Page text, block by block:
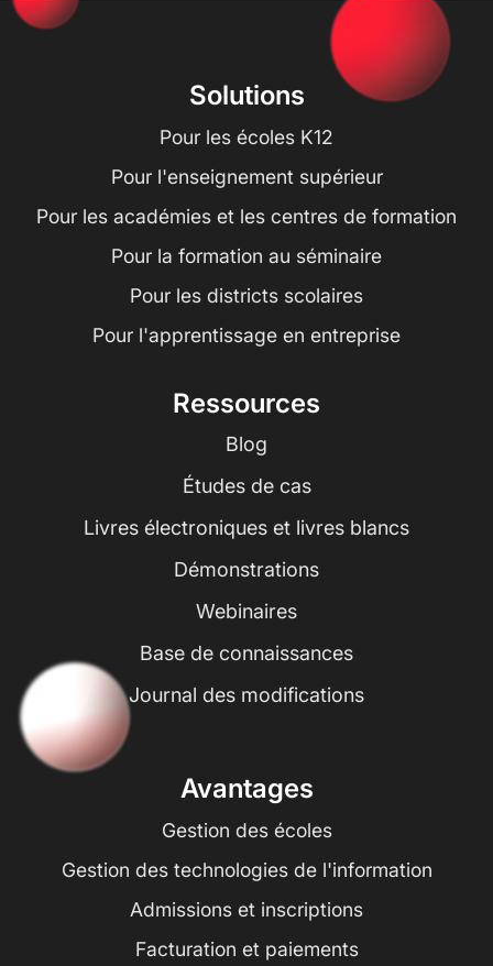
Solutions
Pour les écoles K12
Pour l'enseignement supérieur
Pour les académies et les centres de formation
Pour la formation au séminaire
Pour les districts scolaires
Pour l'apprentissage en entreprise
Ressources
Blog
Études de cas
Livres électroniques et livres blancs
Démonstrations
Webinaires
Base de connaissances
Journal des modifications
Avantages
Gestion des écoles
Gestion des technologies de l'information
Admissions et inscriptions
Facturation et paiements